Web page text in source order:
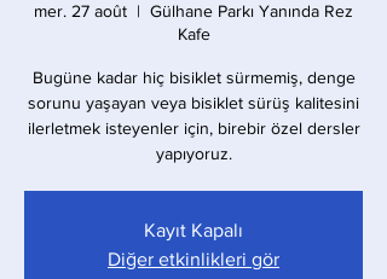
mer. 27 août
  |
Gülhane Parkı Yanında Rez
Kafe
Bugüne kadar hiç bisiklet sürmemiş, denge
sorunu yaşayan veya bisiklet sürüş kalitesini
ilerletmek isteyenler için, birebir özel dersler
yapıyoruz.
Kayıt Kapalı
Diğer etkinlikleri gör